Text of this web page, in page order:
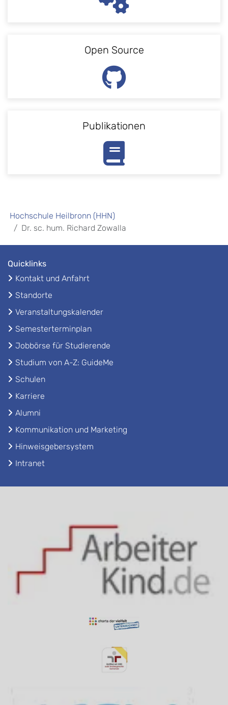
Open Source
Publikationen
Hochschule Heilbronn (HHN)
Dr. sc. hum. Richard Zowalla
Quicklinks
Kontakt und Anfahrt
Standorte
Veranstaltungskalender
Semesterterminplan
Jobbörse für Studierende
Studium von A-Z: GuideMe
Schulen
Karriere
Alumni
Kommunikation und Marketing
Hinweisgebersystem
Intranet